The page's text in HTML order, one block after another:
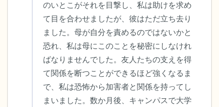
のいとこがそれを目撃し、私は助けを求め
て目を合わせましたが、彼はただ立ち去り
ました。母が自分を責めるのではないかと
恐れ、私は母にこのことを秘密にしなけれ
ばなりませんでした。友人たちの支えを得
て関係を断つことができるほど強くなるま
で、私は恐怖から加害者と関係を持ってし
まいました。数か月後、キャンパスで大学